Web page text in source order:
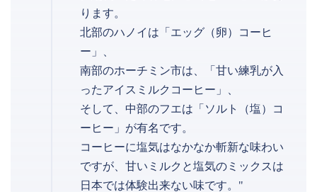
ります。
北部のハノイは「エッグ（卵）コーヒ
ー」、
南部のホーチミン市は、「甘い練乳が入
ったアイスミルクコーヒー」、
そして、中部のフエは「ソルト（塩）コ
ーヒー」が有名です。
コーヒーに塩気はなかなか斬新な味わい
ですが、甘いミルクと塩気のミックスは
日本では体験出来ない味です。"